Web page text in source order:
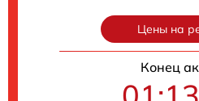
Цены на
Конец